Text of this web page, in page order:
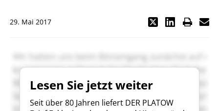
29. Mai 2017
Lesen Sie jetzt weiter
Seit über 80 Jahren liefert DER PLATOW